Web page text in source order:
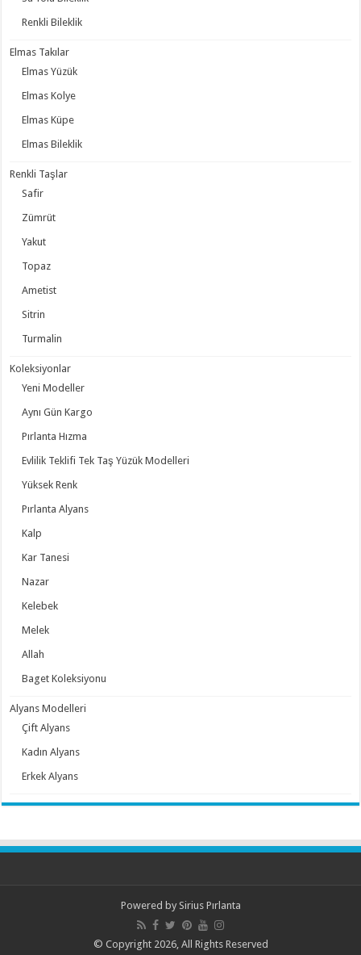
Renkli Bileklik
Elmas Takılar
Elmas Yüzük
Elmas Kolye
Elmas Küpe
Elmas Bileklik
Renkli Taşlar
Safir
Zümrüt
Yakut
Topaz
Ametist
Sitrin
Turmalin
Koleksiyonlar
Yeni Modeller
Aynı Gün Kargo
Pırlanta Hızma
Evlilik Teklifi Tek Taş Yüzük Modelleri
Yüksek Renk
Pırlanta Alyans
Kalp
Kar Tanesi
Nazar
Kelebek
Melek
Allah
Baget Koleksiyonu
Alyans Modelleri
Çift Alyans
Kadın Alyans
Erkek Alyans
Powered by Sirius Pırlanta
© Copyright 2026, All Rights Reserved